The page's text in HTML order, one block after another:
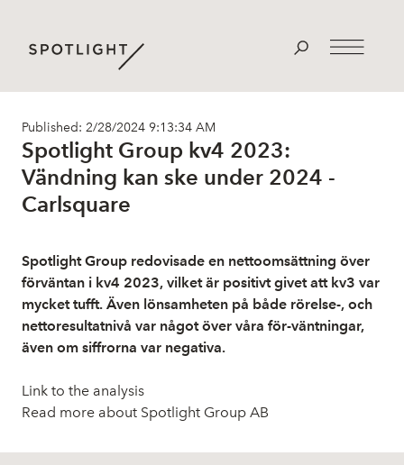
Published: 2/28/2024 9:13:34 AM
Spotlight Group kv4 2023:
Vändning kan ske under 2024 -
Carlsquare
Spotlight Group redovisade en nettoomsättning över
förväntan i kv4 2023, vilket är positivt givet att kv3 var
mycket tufft. Även lönsamheten på både rörelse-, och
nettoresultatnivå var något över våra för-väntningar,
även om siffrorna var negativa.
Link to the analysis
Read more about Spotlight Group AB